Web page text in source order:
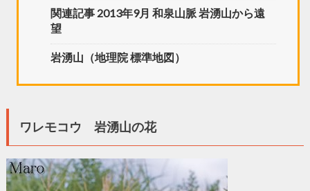
関連記事 2013年9月 和泉山脈 岩湧山から遠
望
岩湧山（地理院 標準地図）
ワレモコウ 岩湧山の花